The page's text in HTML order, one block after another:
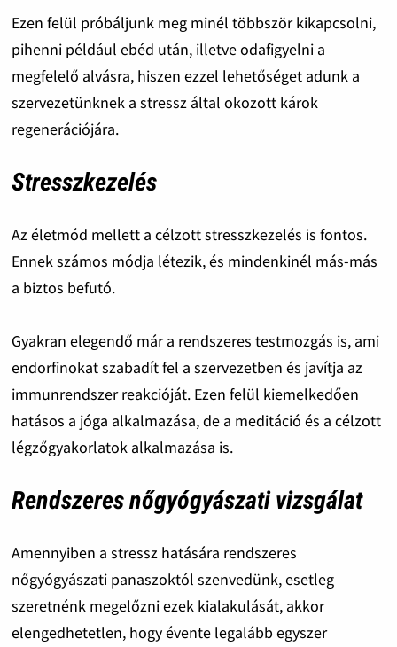
Ezen felül próbáljunk meg minél többször kikapcsolni,
pihenni például ebéd után, illetve odafigyelni a
megfelelő alvásra, hiszen ezzel lehetőséget adunk a
szervezetünknek a stressz által okozott károk
regenerációjára.
Stresszkezelés
Az életmód mellett a célzott stresszkezelés is fontos.
Ennek számos módja létezik, és mindenkinél más-más
a biztos befutó.
Gyakran elegendő már a rendszeres testmozgás is, ami
endorfinokat szabadít fel a szervezetben és javítja az
immunrendszer reakcióját. Ezen felül kiemelkedően
hatásos a jóga alkalmazása, de a meditáció és a célzott
légzőgyakorlatok alkalmazása is.
Rendszeres nőgyógyászati vizsgálat
Amennyiben a stressz hatására rendszeres
nőgyógyászati panaszoktól szenvedünk, esetleg
szeretnénk megelőzni ezek kialakulását, akkor
elengedhetetlen, hogy évente legalább egyszer